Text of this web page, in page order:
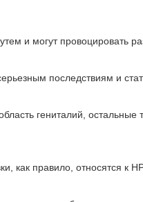
и могут провоцировать
последствиям и
гениталий,
правило, относятся к